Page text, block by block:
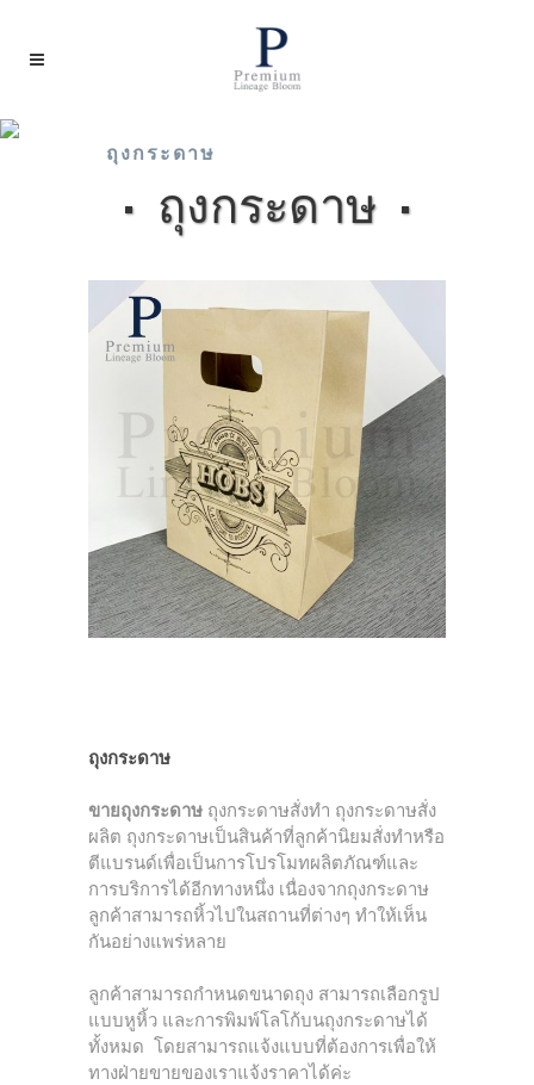
ถุงกระดาษ
ถุงกระดาษ
ถุงกระดาษ
ขายถุงกระดาษ ถุงกระดาษสั่งทำ ถุงกระดาษสั่ง
ผลิต ถุงกระดาษเป็นสินค้าที่ลูกค้านิยมสั่งทำหรือ
ตีแบรนด์เพื่อเป็นการโปรโมทผลิตภัณฑ์และ
การบริการได้อีกทางหนึ่ง เนื่องจากถุงกระดาษ
ลูกค้าสามารถหิ้วไปในสถานที่ต่างๆ ทำให้เห็น
กันอย่างแพร่หลาย
ลูกค้าสามารถกำหนดขนาดถุง สามารถเลือกรูป
แบบหูหิ้ว และการพิมพ์โลโก้บนถุงกระดาษได้
ทั้งหมด โดยสามารถแจ้งแบบที่ต้องการเพื่อให้
ทางฝ่ายขายของเราแจ้งราคาได้ค่ะ